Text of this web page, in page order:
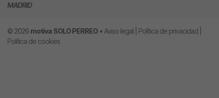
MADRID
© 2026 motiva SOLO PERREO • Aviso legal Política de privacidad
Política de cookies